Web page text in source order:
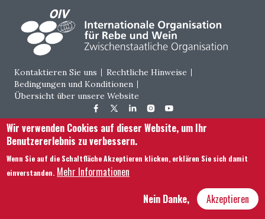
Footer menu
Kontaktieren Sie uns
Rechtliche Hinweise
Bedingungen und Konditionen
Übersicht über unsere Website
Hôtel Bouchu dit d’Esterno • 1 rue Monge • 21000 Dijon | © OIV 2025
Wir verwenden Cookies auf dieser Website, um Ihr
Benutzererlebnis zu verbessern.
Wenn Sie auf die Schaltfläche Akzeptieren klicken, erklären Sie sich damit
einverstanden. Mehr Informationen
Akzeptieren
Nein Danke,